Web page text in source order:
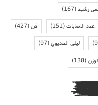
رشيد(167)
عدد الاصابات(151) فن(427)
ليلى الحديوي(97)
(138)